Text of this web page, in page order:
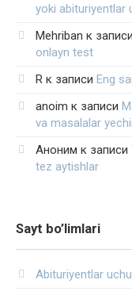
yoki abituriyentlar
Mehriban к записи
onlayn test
R к записи Eng
anoim к записи
va masalalar
Аноним к записи
tez aytishlar
Sayt bo’limlari
Abituriyentlar